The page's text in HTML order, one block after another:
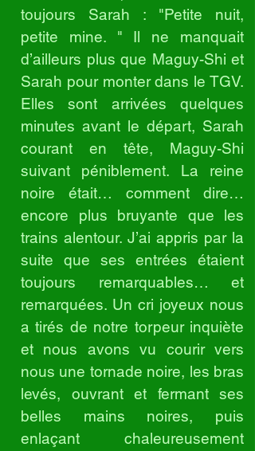
toujours Sarah : "Petite nuit,
petite mine. " Il ne manquait
d’ailleurs plus que Maguy-Shi et
Sarah pour monter dans le TGV.
Elles sont arrivées quelques
minutes avant le départ, Sarah
courant en tête, Maguy-Shi
suivant péniblement. La reine
noire était… comment dire…
encore plus bruyante que les
trains alentour. J’ai appris par la
suite que ses entrées étaient
toujours remarquables… et
remarquées. Un cri joyeux nous
a tirés de notre torpeur inquiète
et nous avons vu courir vers
nous une tornade noire, les bras
levés, ouvrant et fermant ses
belles mains noires, puis
enlaçant chaleureusement